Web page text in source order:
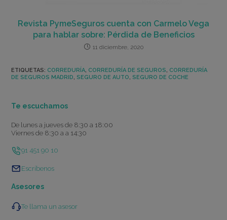
Revista PymeSeguros cuenta con Carmelo Vega
para hablar sobre: Pérdida de Beneficios
11 diciembre, 2020
ETIQUETAS: CORREDURÍA, CORREDURÍA DE SEGUROS, CORREDURÍA
DE SEGUROS MADRID, SEGURO DE AUTO, SEGURO DE COCHE
Te escuchamos
De lunes a jueves de 8:30 a 18:00
Viernes de 8:30 a a 14:30
91 451 90 10
Escríbenos
Asesores
Te llama un asesor